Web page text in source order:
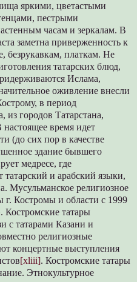
яркими, цветастыми
пестрыми
часам и зеркалам. В
заметна приверженность к
безрукавкам, платкам. Не
татарских блюд,
Ислама,
оживление внесли
в период
из городов Татарстана,
время идет
(до сих пор в качестве
здание бывшего
медресе, где
и арабский языки,
Мусульманское религиозное
г. Костромы и области с 1999
Костромские татары
с татарами Казани и
религиозные
концертные выступления
[xliii]. Костромские татары
Этнокультурное